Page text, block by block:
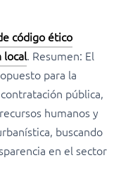
código ético
local. Resumen: El
para la
pública,
humanos y
buscando
en el sector